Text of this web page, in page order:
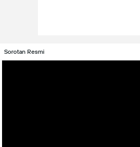
Sorotan Resmi